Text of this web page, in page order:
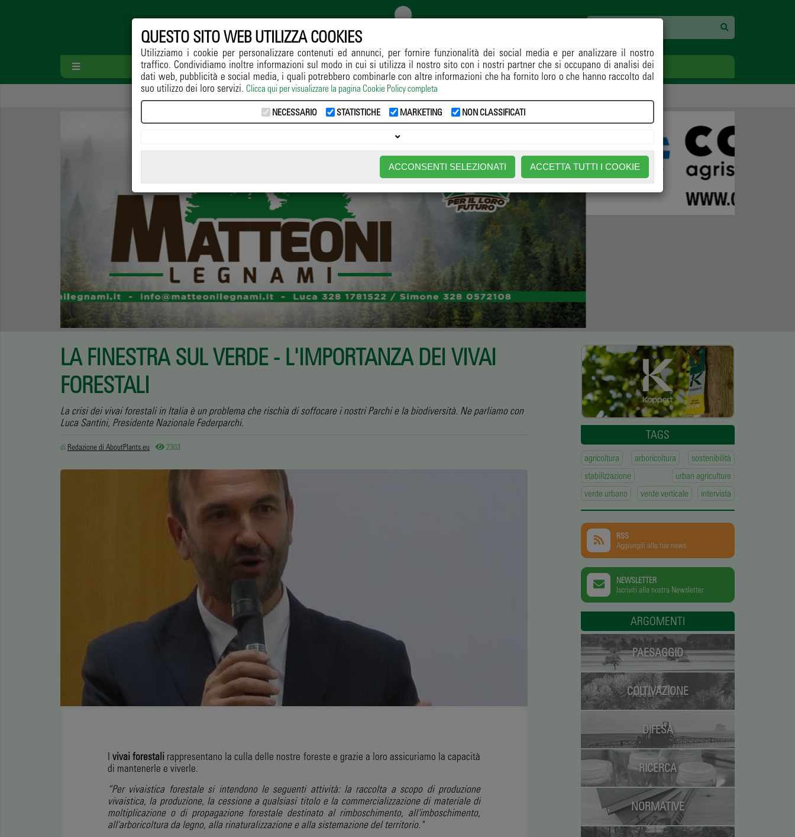
HOME PAESAGGIO COLTIVAZIONE DIFESA RICERCA NORMATIVE ECOLOGIA OPINIONI
Notizie -> LA FINESTRA SUL VERDE - L'IMPORTANZA DEI VIVAI FORESTALI
LA FINESTRA SUL VERDE - L'IMPORTANZA DEI VIVAI
FORESTALI
La crisi dei vivai forestali in Italia è un problema che rischia di soffocare i nostri Parchi e la biodiversità. Ne parliamo con
Luca Santini, Presidente Nazionale Federparchi.
di Redazione di AboutPlants.eu 2303
Ivivai forestali rappresentano la culla delle nostre foreste e grazie a loro assicuriamo la capacità
di mantenerle e viverle.
“Per vivaistica forestale si intendono le seguenti attività: la raccolta a scopo di produzione
vivaistica, la produzione, la cessione a qualsiasi titolo e la commercializzazione di materiale di
moltiplicazione o di propagazione forestale destinato al rimboschimento, all'imboschimento,
all'arboricoltura da legno, alla rinaturalizzazione e alla sistemazione del territorio."
TAGS
agricoltura arboricoltura
sostenibilità
stabilizzazione
urban agriculture
verde urbano
verde verticale intervista
RSS
Aggiungili alle tue news
NEWSLETTER
Iscriviti alla nostra Newsletter
ARGOMENTI
PAESAGGIO
COLTIVAZIONE
DIFESA
RICERCA
NORMATIVE
QUESTO SITO WEB UTILIZZA COOKIES
Utilizziamo i cookie per personalizzare contenuti ed annunci, per fornire funzionalità dei social media e per analizzare il nostro
traffico. Condividiamo inoltre informazioni sul modo in cui si utilizza il nostro sito con i nostri partner che si occupano di analisi dei
dati web, pubblicità e social media, i quali potrebbero combinarle con altre informazioni che ha fornito loro o che hanno raccolto dal
suo utilizzo dei loro servizi. Clicca qui per visualizzare la pagina Cookie Policy completa
NECESSARIO STATISTICHE MARKETING NON CLASSIFICATI
ACCONSENTI SELEZIONATI ACCETTA TUTTI I COOKIE